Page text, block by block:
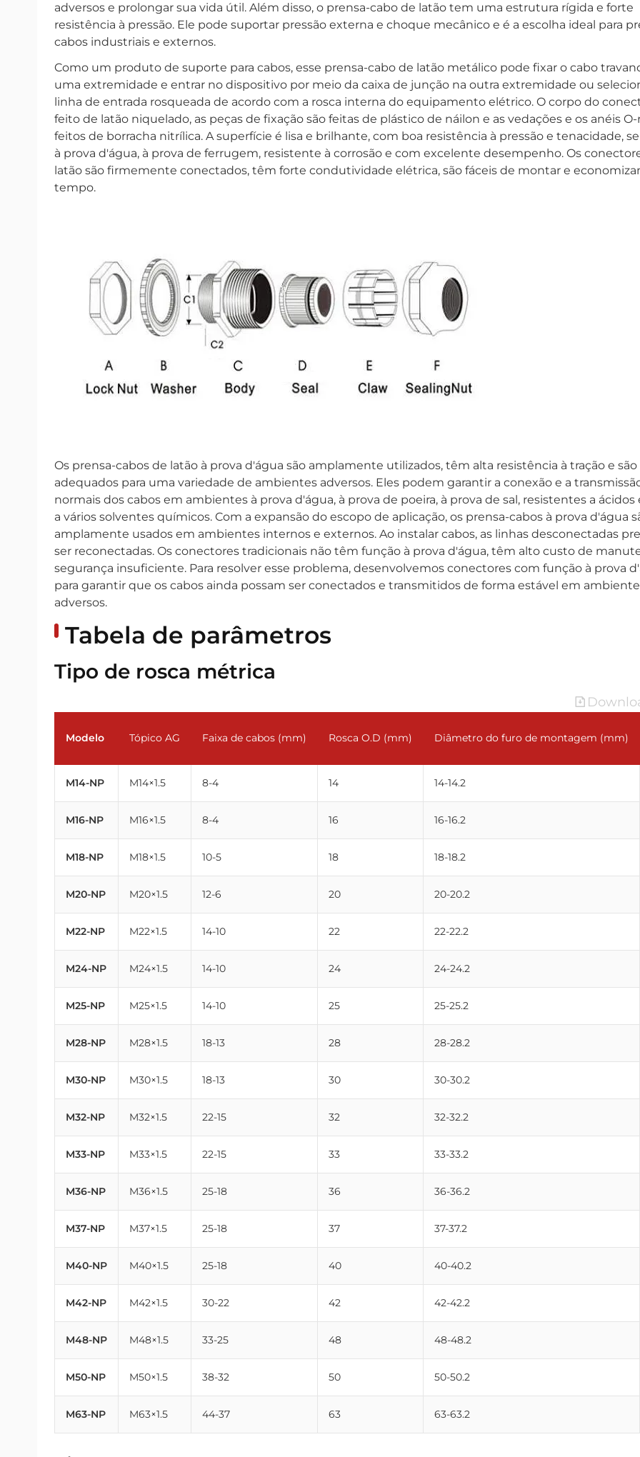
adversos e prolongar sua vida útil. Além disso, o prensa-cabo de latão tem uma estrutura rígida e forte
resistência à pressão. Ele pode suportar pressão externa e choque mecânico e é a escolha ideal para
cabos industriais e externos.
Como um produto de suporte para cabos, esse prensa-cabo de latão metálico pode fixar o cabo
uma extremidade e entrar no dispositivo por meio da caixa de junção na outra extremidade ou
linha de entrada rosqueada de acordo com a rosca interna do equipamento elétrico. O corpo do
feito de latão niquelado, as peças de fixação são feitas de plástico de náilon e as vedações e os anéis
feitos de borracha nitrílica. A superfície é lisa e brilhante, com boa resistência à pressão e tenacidade,
à prova d'água, à prova de ferrugem, resistente à corrosão e com excelente desempenho. Os
latão são firmemente conectados, têm forte condutividade elétrica, são fáceis de montar e
tempo.
Os prensa-cabos de latão à prova d'água são amplamente utilizados, têm alta resistência à tração e são
adequados para uma variedade de ambientes adversos. Eles podem garantir a conexão e a
normais dos cabos em ambientes à prova d'água, à prova de poeira, à prova de sal, resistentes a ácidos
a vários solventes químicos. Com a expansão do escopo de aplicação, os prensa-cabos à prova d'água
amplamente usados em ambientes internos e externos. Ao instalar cabos, as linhas desconectadas
ser reconectadas. Os conectores tradicionais não têm função à prova d'água, têm alto custo de
segurança insuficiente. Para resolver esse problema, desenvolvemos conectores com função à prova
para garantir que os cabos ainda possam ser conectados e transmitidos de forma estável em
adversos.
Tabela de parâmetros
Tipo de rosca métrica
Modelo Tópico AG Faixa de cabos (mm) Rosca O.D (mm) Diâmetro do furo de montagem (mm)
M14-NP M14×1.5 8-4 14 14-14.2
M16-NP M16×1.5 8-4 16 16-16.2
M18-NP M18×1.5 10-5 18 18-18.2
M20-NP M20×1.5 12-6 20 20-20.2
M22-NP M22×1.5 14-10 22 22-22.2
M24-NP M24×1.5 14-10 24 24-24.2
M25-NP M25×1.5 14-10 25 25-25.2
M28-NP M28×1.5 18-13 28 28-28.2
M30-NP M30×1.5 18-13 30 30-30.2
M32-NP M32×1.5 22-15 32 32-32.2
M33-NP M33×1.5 22-15 33 33-33.2
M36-NP M36×1.5 25-18 36 36-36.2
M37-NP M37×1.5 25-18 37 37-37.2
M40-NP M40×1.5 25-18 40 40-40.2
M42-NP M42×1.5 30-22 42 42-42.2
M48-NP M48×1.5 33-25 48 48-48.2
M50-NP M50×1.5 38-32 50 50-50.2
M63-NP M63×1.5 44-37 63 63-63.2